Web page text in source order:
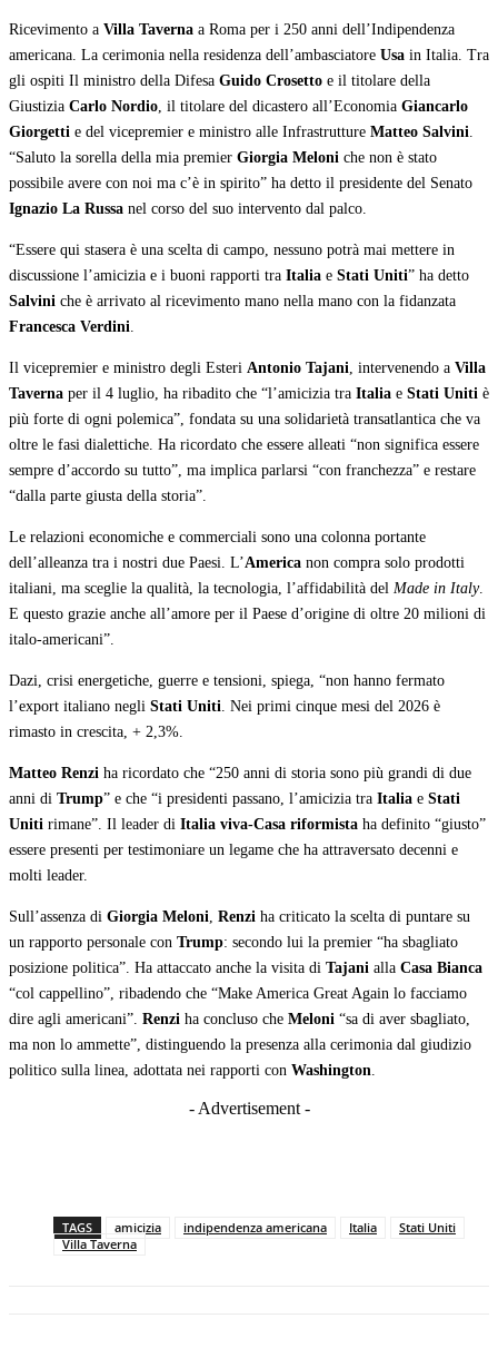
Ricevimento a Villa Taverna a Roma per i 250 anni dell’Indipendenza
americana. La cerimonia nella residenza dell’ambasciatore Usa in Italia. Tra
gli ospiti Il ministro della Difesa Guido Crosetto e il titolare della
Giustizia Carlo Nordio, il titolare del dicastero all’Economia Giancarlo
Giorgetti e del vicepremier e ministro alle Infrastrutture Matteo Salvini.
“Saluto la sorella della mia premier Giorgia Meloni che non è stato
possibile avere con noi ma c’è in spirito” ha detto il presidente del Senato
Ignazio La Russa nel corso del suo intervento dal palco.
“Essere qui stasera è una scelta di campo, nessuno potrà mai mettere in
discussione l’amicizia e i buoni rapporti tra Italia e Stati Uniti” ha detto
Salvini che è arrivato al ricevimento mano nella mano con la fidanzata
Francesca Verdini.
Il vicepremier e ministro degli Esteri Antonio Tajani, intervenendo a Villa
Taverna per il 4 luglio, ha ribadito che “l’amicizia tra Italia e Stati Uniti è
più forte di ogni polemica”, fondata su una solidarietà transatlantica che va
oltre le fasi dialettiche. Ha ricordato che essere alleati “non significa essere
sempre d’accordo su tutto”, ma implica parlarsi “con franchezza” e restare
“dalla parte giusta della storia”.
Le relazioni economiche e commerciali sono una colonna portante
dell’alleanza tra i nostri due Paesi. L’America non compra solo prodotti
italiani, ma sceglie la qualità, la tecnologia, l’affidabilità del Made in Italy.
E questo grazie anche all’amore per il Paese d’origine di oltre 20 milioni di
italo-americani”.
Dazi, crisi energetiche, guerre e tensioni, spiega, “non hanno fermato
l’export italiano negli Stati Uniti. Nei primi cinque mesi del 2026 è
rimasto in crescita, + 2,3%.
Matteo Renzi ha ricordato che “250 anni di storia sono più grandi di due
anni di Trump” e che “i presidenti passano, l’amicizia tra Italia e Stati
Uniti rimane”. Il leader di Italia viva-Casa riformista ha definito “giusto”
essere presenti per testimoniare un legame che ha attraversato decenni e
molti leader.
Sull’assenza di Giorgia Meloni, Renzi ha criticato la scelta di puntare su
un rapporto personale con Trump: secondo lui la premier “ha sbagliato
posizione politica”. Ha attaccato anche la visita di Tajani alla Casa Bianca
“col cappellino”, ribadendo che “Make America Great Again lo facciamo
dire agli americani”. Renzi ha concluso che Meloni “sa di aver sbagliato,
ma non lo ammette”, distinguendo la presenza alla cerimonia dal giudizio
politico sulla linea, adottata nei rapporti con Washington.
- Advertisement -
TAGS amicizia indipendenza americana Italia
Stati Uniti
Villa Taverna